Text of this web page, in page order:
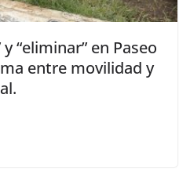
“eliminar” en Paseo
entre movilidad y